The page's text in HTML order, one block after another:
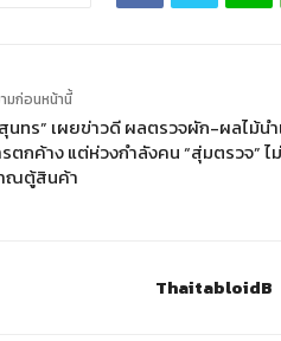
มก่อนหน้านี้
นทร” เผยข่าวดี ผลตรวจผัก-ผลไม้นำ
รตกค้าง แต่ห่วงกำลังคน “สุ่มตรวจ”
ณตู้สินค้า
ThaitabloidB